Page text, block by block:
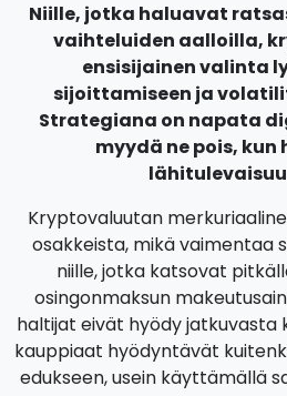
Niille, jotka haluavat
vaihteluiden aalloilla,
ensisijainen valinta
sijoittamiseen ja
Strategiana on napata
myydä ne pois, kun
Kryptovaluutan
osakkeista, mikä vaimentaa
niille, jotka katsovat
osingonmaksun
haltijat eivät hyödy jatkuvasta
kauppiaat hyödyntävät
edukseen, usein käyttämällä